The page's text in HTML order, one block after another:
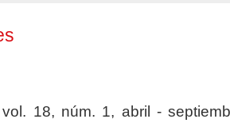
vol. 18, núm. 1, abril -